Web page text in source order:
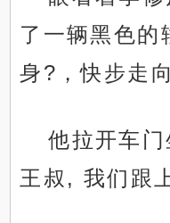
了一辆黑色的
身?，快步走
他拉开车
王叔, 我们跟